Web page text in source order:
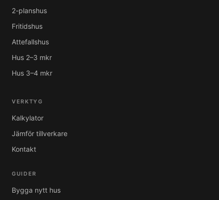
2-planshus
Fritidshus
Attefallshus
Hus 2–3 mkr
Hus 3–4 mkr
VERKTYG
Kalkylator
Jämför tillverkare
Kontakt
GUIDER
Bygga nytt hus